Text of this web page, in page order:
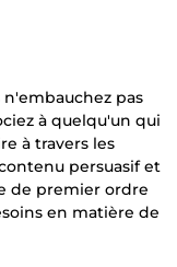
n'embauchez pas
à quelqu'un qui
à travers les
persuasif et
de premier ordre
en matière de